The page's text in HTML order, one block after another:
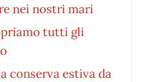
nei nostri mari
tutti gli
conserva estiva da